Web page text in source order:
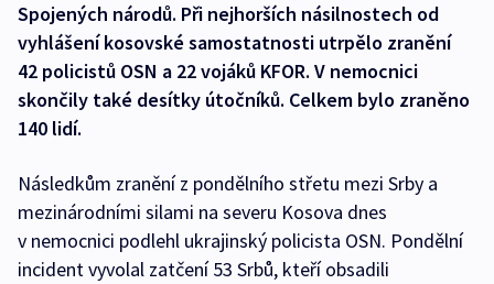
Spojených národů. Při nejhorších násilnostech od
vyhlášení kosovské samostatnosti utrpělo zranění
42 policistů OSN a 22 vojáků KFOR. V nemocnici
skončily také desítky útočníků. Celkem bylo zraněno
140 lidí.
Následkům zranění z pondělního střetu mezi Srby a
mezinárodními silami na severu Kosova dnes
v nemocnici podlehl ukrajinský policista OSN. Pondělní
incident vyvolal zatčení 53 Srbů, kteří obsadili